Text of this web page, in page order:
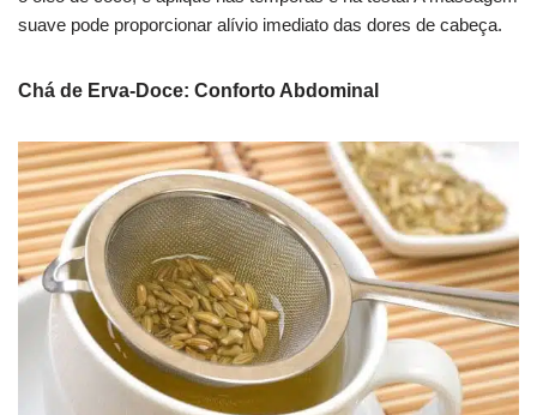
suave pode proporcionar alívio imediato das dores de cabeça.
Chá de Erva-Doce: Conforto Abdominal